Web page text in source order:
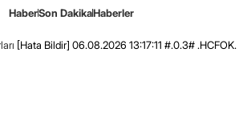
HaberSon DakikaHaberler
[Hata Bildir] 06.08.2026 13:17:11 #.0.3# .HCFOK.